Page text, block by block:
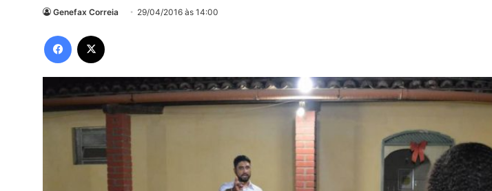
Genefax Correia 29/04/2016 às 14:00
Facebook